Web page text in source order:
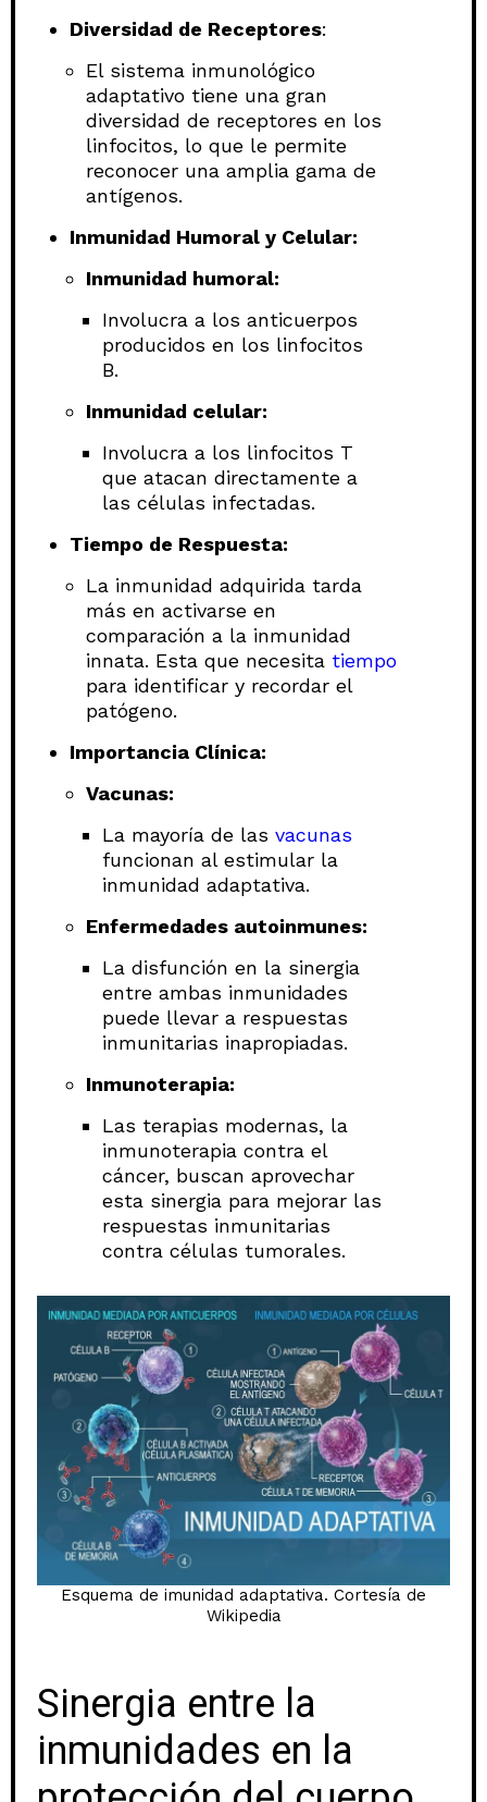
Diversidad de Receptores:
El sistema inmunológico
adaptativo tiene una gran
diversidad de receptores en los
linfocitos, lo que le permite
reconocer una amplia gama de
antígenos.
Inmunidad Humoral y Celular:
Inmunidad humoral:
Involucra a los anticuerpos
producidos en los linfocitos
B.
Inmunidad celular:
Involucra a los linfocitos T
que atacan directamente a
las células infectadas.
Tiempo de Respuesta:
La inmunidad adquirida tarda
más en activarse en
comparación a la inmunidad
innata. Esta que necesita tiempo
para identificar y recordar el
patógeno.
Importancia Clínica:
Vacunas:
La mayoría de las vacunas
funcionan al estimular la
inmunidad adaptativa.
Enfermedades autoinmunes:
La disfunción en la sinergia
entre ambas inmunidades
puede llevar a respuestas
inmunitarias inapropiadas.
Inmunoterapia:
Las terapias modernas, la
inmunoterapia contra el
cáncer, buscan aprovechar
esta sinergia para mejorar las
respuestas inmunitarias
contra células tumorales.
Esquema de imunidad adaptativa. Cortesía de
Wikipedia
Sinergia entre la
inmunidades en la